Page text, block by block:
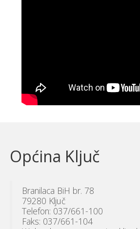
Općina Ključ
Branilaca BiH br. 78
79280 Ključ
Telefon: 037/661-100
Faks: 037/661-104